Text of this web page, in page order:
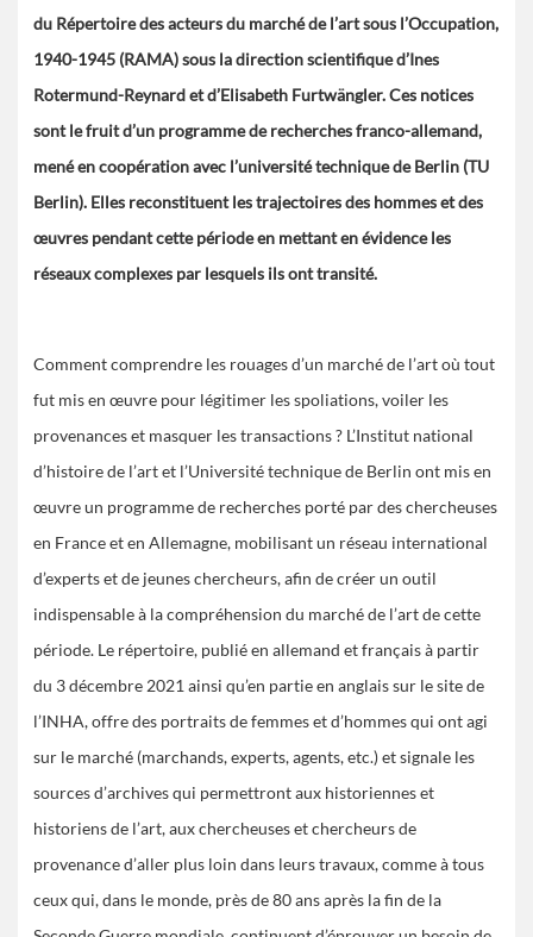
du Répertoire des acteurs du marché de l’art sous l’Occupation,
1940-1945 (RAMA) sous la direction scientifique d’Ines
Rotermund-Reynard et d’Elisabeth Furtwängler. Ces notices
sont le fruit d’un programme de recherches franco-allemand,
mené en coopération avec l’université technique de Berlin (TU
Berlin). Elles reconstituent les trajectoires des hommes et des
œuvres pendant cette période en mettant en évidence les
réseaux complexes par lesquels ils ont transité.
Comment comprendre les rouages d’un marché de l’art où tout
fut mis en œuvre pour légitimer les spoliations, voiler les
provenances et masquer les transactions ? L’Institut national
d’histoire de l’art et l’Université technique de Berlin ont mis en
œuvre un programme de recherches porté par des chercheuses
en France et en Allemagne, mobilisant un réseau international
d’experts et de jeunes chercheurs, afin de créer un outil
indispensable à la compréhension du marché de l’art de cette
période. Le répertoire, publié en allemand et français à partir
du 3 décembre 2021 ainsi qu’en partie en anglais sur le site de
l’INHA, offre des portraits de femmes et d’hommes qui ont agi
sur le marché (marchands, experts, agents, etc.) et signale les
sources d’archives qui permettront aux historiennes et
historiens de l’art, aux chercheuses et chercheurs de
provenance d’aller plus loin dans leurs travaux, comme à tous
ceux qui, dans le monde, près de 80 ans après la fin de la